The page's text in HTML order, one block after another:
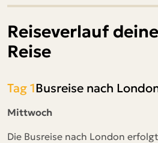
Reiseverlauf
Reise
Tag 1Busreise nach
Mittwoch
Die Busreise nach London